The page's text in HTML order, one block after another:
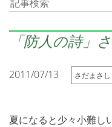
「防人の詩」
2011/07/13 さだまさし
夏になると少々小難し